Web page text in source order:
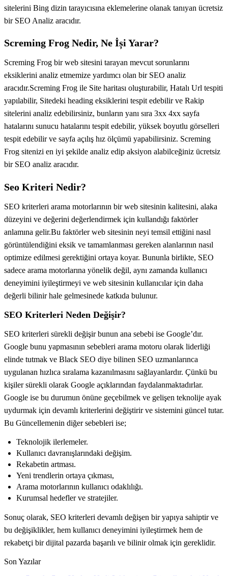
sitelerini Bing dizin tarayıcısına eklemelerine olanak tanıyan ücretsiz
bir SEO Analiz aracıdır.
Screming Frog Nedir, Ne İși Yarar?
Screming Frog bir web sitesini tarayan mevcut sorunlarını
eksiklerini analiz etmemize yardımcı olan bir SEO analiz
aracıdır.Screming Frog ile Site haritası oluşturabilir, Hatalı Url tespiti
yapılabilir, Sitedeki heading eksiklerini tespit edebilir ve Rakip
sitelerini analiz edebilirsiniz, bunların yanı sıra 3xx 4xx sayfa
hatalarını sunucu hatalarını tespit edebilir, yüksek boyutlu görselleri
tespit edebilir ve sayfa açılış hız ölçümü yapabilirsiniz. Screming
Frog sitenizi en iyi şekilde analiz edip aksiyon alabilceğiniz ücretsiz
bir SEO analiz aracıdır.
Seo Kriteri Nedir?
SEO kriterleri arama motorlarının bir web sitesinin kalitesini, alaka
düzeyini ve değerini değerlendirmek için kullandığı faktörler
anlamına gelir.Bu faktörler web sitesinin neyi temsil ettiğini nasıl
görüntülendiğini eksik ve tamamlanması gereken alanlarının nasıl
optimize edilmesi gerektiğini ortaya koyar. Bununla birlikte, SEO
sadece arama motorlarına yönelik değil, aynı zamanda kullanıcı
deneyimini iyileştirmeyi ve web sitesinin kullanıcılar için daha
değerli bilinir hale gelmesinede katkıda bulunur.
SEO Kriterleri Neden Değişir?
SEO kriterleri sürekli değişir bunun ana sebebi ise Google’dır.
Google bunu yapmasının sebebleri arama motoru olarak liderliği
elinde tutmak ve Black SEO diye bilinen SEO uzmanlarınca
uygulanan hızlıca sıralama kazanılmasını sağlayanlardır. Çünkü bu
kişiler sürekli olarak Google açıklarından faydalanmaktadırlar.
Google ise bu durumun önüne geçebilmek ve gelişen teknolije ayak
uydurmak için devamlı kriterlerini değiştirir ve sistemini güncel tutar.
Bu Güncellemenin diğer sebebleri ise;
Teknolojik ilerlemeler.
Kullanıcı davranışlarındaki değişim.
Rekabetin artması.
Yeni trendlerin ortaya çıkması,
Arama motorlarının kullanıcı odaklılığı.
Kurumsal hedefler ve stratejiler.
Sonuç olarak, SEO kriterleri devamlı değişen bir yapıya sahiptir ve
bu değişiklikler, hem kullanıcı deneyimini iyileştirmek hem de
rekabetçi bir dijital pazarda başarılı ve bilinir olmak için gereklidir.
Son Yazılar